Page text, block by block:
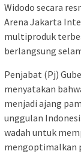
Widodo secara
Arena Jakarta
multiproduk
berlangsung
Penjabat (Pj)
menyatakan
menjadi ajang
unggulan
wadah untuk
mengoptimalkan